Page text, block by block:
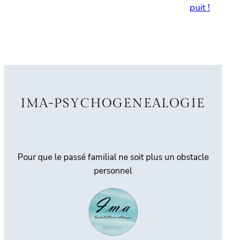
puit !
IMA-PSYCHOGENEALOGIE
Pour que le passé familial ne soit plus un obstacle
personnel